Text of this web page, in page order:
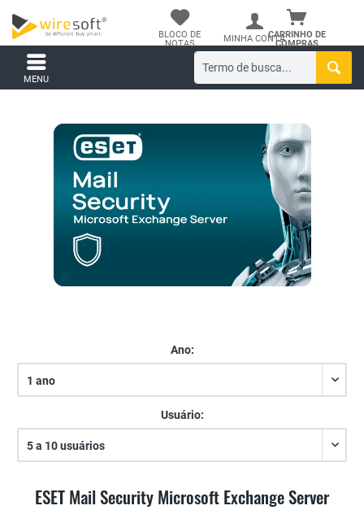
CARRINHO DE
COMPRAS
BLOCO DE
NOTAS
MINHA CONTA
MENU
ESET Mail Security Microsoft Exchange Server
Ano:
Usuário: